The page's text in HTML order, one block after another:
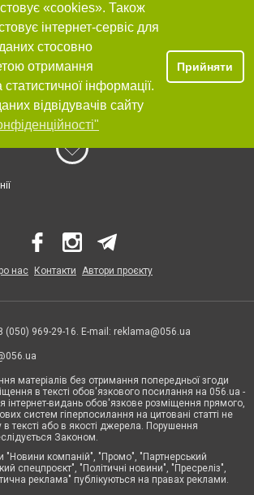
«cookies». Також
інтернет-сервіс для
стосовно
отримання
статистичної інформації.
відвідувачів сайту
Прийняти
нас Контакти Автори проєкту
(050) 969-29-16. E-mail: reklama@056.ua
матеріалів без отримання попередньої згоди
в тексті обов'язкового посилання на 056.ua -
інтернет-видань обов'язкове розміщення прямого,
систем гіперпосилання на цитовані статті не
тексті або в якості джерела. Порушення
Законом.
"Новини компаній", "Промо", "Партнерський
спецпроєкт", "Політичні новини", "Пресреліз",
реклама" публікуються на правах реклами.